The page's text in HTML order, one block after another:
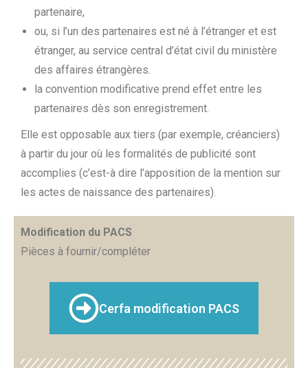
partenaire,
ou, si l’un des partenaires est né à l’étranger et est
étranger, au service central d’état civil du ministère
des affaires étrangères.
la convention modificative prend effet entre les
partenaires dès son enregistrement.
Elle est opposable aux tiers (par exemple, créanciers)
à partir du jour où les formalités de publicité sont
accomplies (c’est-à dire l’apposition de la mention sur
les actes de naissance des partenaires).
Modification du PACS
Pièces à fournir/compléter
Cerfa modification PACS